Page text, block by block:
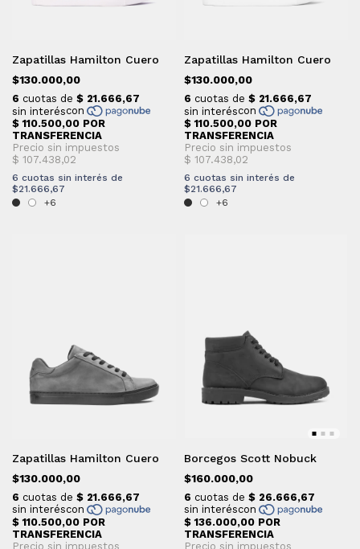
Zapatillas Hamilton Cuero
$130.000,00
6 cuotas sin interés de
$21.666,67
+6
Zapatillas Hamilton Cuero
$130.000,00
6 cuotas sin interés de
$21.666,67
+6
Zapatillas Hamilton Cuero
$130.000,00
Borcegos Scott Nobuck
$160.000,00